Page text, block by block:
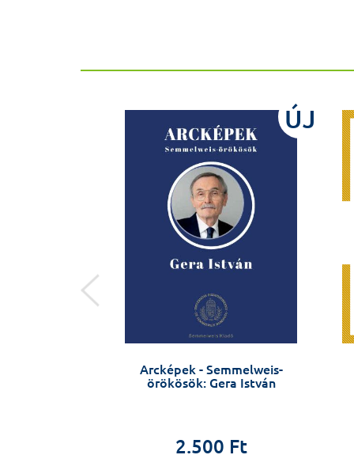
ÚJ
Arcképek - Semmelweis-
örökösök: Gera István
2.500 Ft